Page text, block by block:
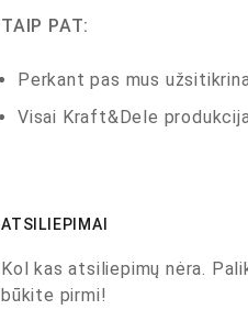
TAIP PAT:
Perkant pas mus
Visai Kraft&Dele
ATSILIEPIMAI
Kol kas atsiliepimų nėra.
būkite pirmi!